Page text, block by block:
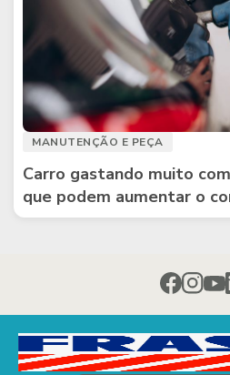
MANUTENÇÃO E PEÇA
Carro gastando muito
que podem aumentar o